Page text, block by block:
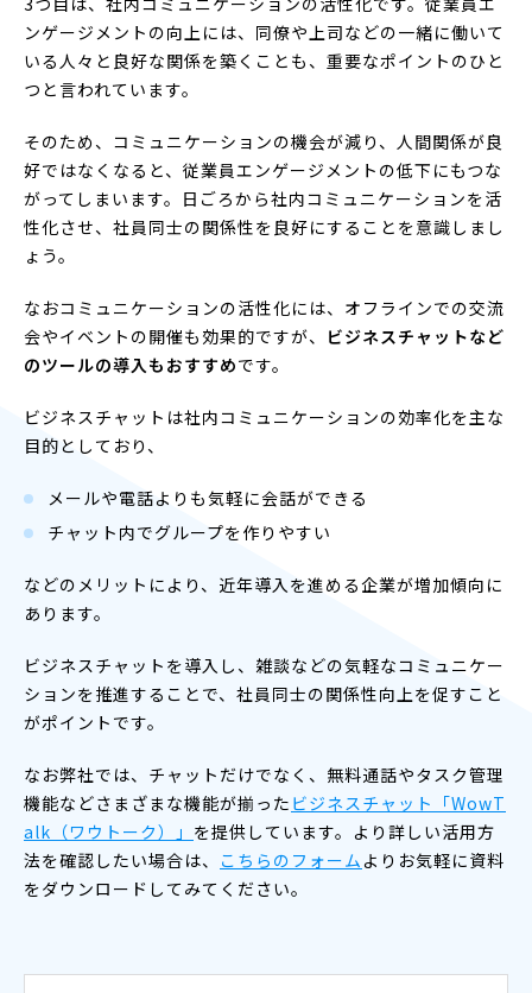
ンゲージメントの向上には、同僚や上司などの一緒に働いて
いる人々と良好な関係を築くことも、重要なポイントのひと
つと言われています。
そのため、コミュニケーションの機会が減り、人間関係が良
好ではなくなると、従業員エンゲージメントの低下にもつな
がってしまいます。日ごろから社内コミュニケーションを活
性化させ、社員同士の関係性を良好にすることを意識しまし
ょう。
なおコミュニケーションの活性化には、オフラインでの交流
会やイベントの開催も効果的ですが、 ビジネスチャットなど
のツールの導入もおすすめです。
ビジネスチャットは社内コミュニケーションの効率化を主な
目的としており、
メールや電話よりも気軽に会話ができる
チャット内でグループを作りやすい
などのメリットにより、近年導入を進める企業が増加傾向に
あります。
ビジネスチャットを導入し、雑談などの気軽なコミュニケー
ションを推進することで、社員同士の関係性向上を促すこと
がポイントです。
なお弊社では、チャットだけでなく、無料通話やタスク管理
機能などさまざまな機能が揃った ビジネスチャット「WowT
alk（ワウトーク）」 を提供しています。より詳しい活用方
法を確認したい場合は、 こちらのフォーム よりお気軽に資料
をダウンロードしてみてください。